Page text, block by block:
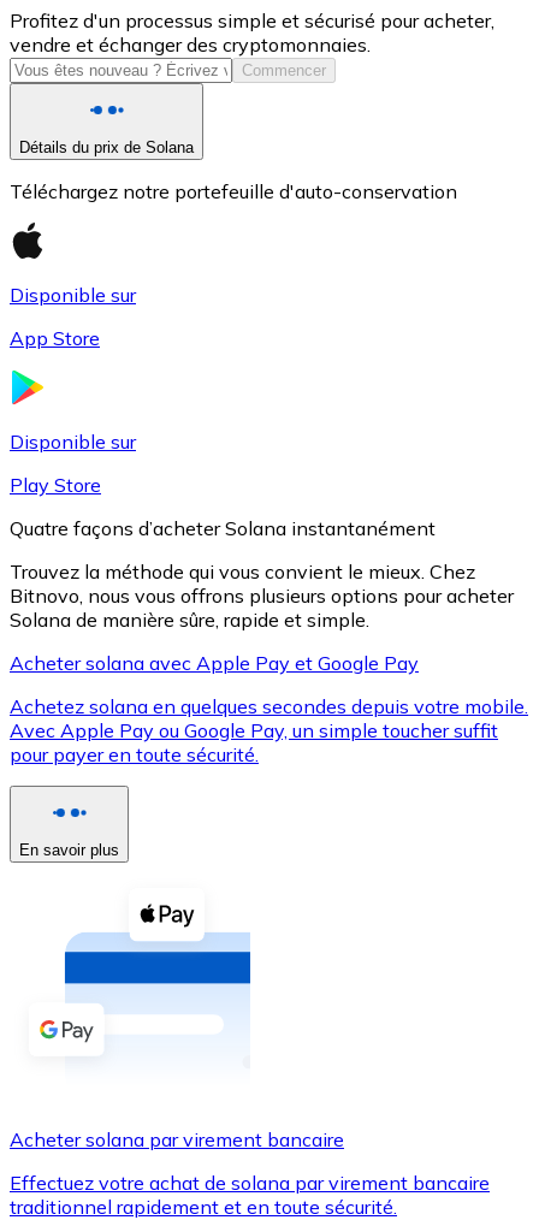
USD Coin
USDC
XRP
XRP
Voir toutes
Coupons crypto
Achetez des cryptomonnaies en espèces et d'autres
Acheter avec espèces
Virement SEPA
Utilisez les cartes Visa et Mastercard pour acheter
Profitez d'un processus simple et sécurisé pour acheter,
vendre et échanger des cryptomonnaies.
Commencer
Détails du prix de Solana
Téléchargez notre portefeuille d'auto-conservation
Disponible sur
App Store
Disponible sur
Play Store
Quatre façons d’acheter Solana instantanément
Trouvez la méthode qui vous convient le mieux. Chez
Bitnovo, nous vous offrons plusieurs options pour acheter
Solana de manière sûre, rapide et simple.
Acheter solana avec Apple Pay et Google Pay
Achetez solana en quelques secondes depuis votre mobile.
Avec Apple Pay ou Google Pay, un simple toucher suffit
pour payer en toute sécurité.
En savoir plus
Acheter solana par virement bancaire
Effectuez votre achat de solana par virement bancaire
traditionnel rapidement et en toute sécurité.